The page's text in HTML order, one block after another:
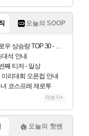
오늘의 SOOP
승량 TOP 30 - 월간 치지직
석 안내
째 티저 - 일상
이리대회 오픈컵 안내
코스프레 제로투
더보기+
오늘의 핫벤